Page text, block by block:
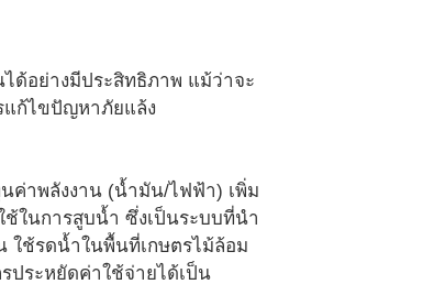
ได้อย่างมีประสิทธิภาพ แม้ว่าจะ
แก้ไขปัญหาภัยแล้ง
ค่าพลังงาน (น้ำมัน/ไฟฟ้า) เพิ่ม
ช้ในการสูบน้ำ ซึ่งเป็นระบบที่นำ
ใช้รดน้ำในพื้นที่เกษตรไม้ล้อม
ประหยัดค่าใช้จ่ายได้เป็น